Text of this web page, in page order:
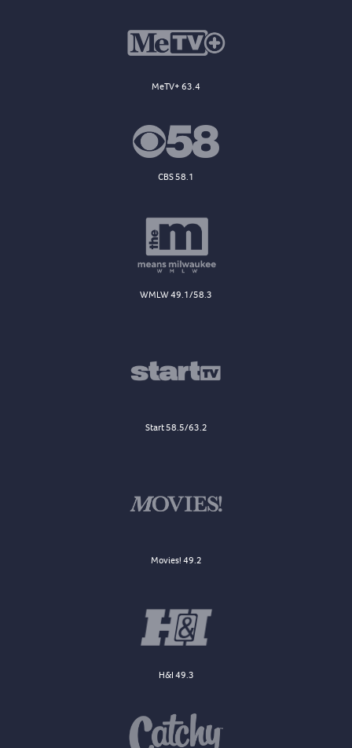
MeTV+ 63.4
CBS 58.1
WMLW 49.1/58.3
Start 58.5/63.2
Movies! 49.2
H&I 49.3